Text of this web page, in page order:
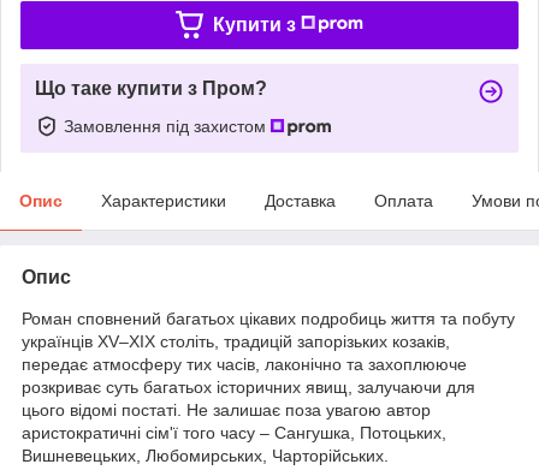
Купити з
Що таке купити з Пром?
Замовлення під захистом
Опис Характеристики Доставка Оплата Умови
Опис
Роман сповнений багатьох цікавих подробиць життя та побуту
українців XV–XIX століть, традицій запорізьких козаків,
передає атмосферу тих часів, лаконічно та захоплююче
розкриває суть багатьох історичних явищ, залучаючи для
цього відомі постаті. Не залишає поза увагою автор
аристократичні сім'ї того часу – Сангушка, Потоцьких,
Вишневецьких, Любомирських, Чарторійських.